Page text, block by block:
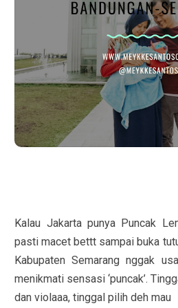
Kalau Jakarta punya Puncak
pasti macet bettt sampai buka
Kabupaten Semarang nggak
menikmati sensasi ‘puncak’.
dan violaaa, tinggal pilih deh mau